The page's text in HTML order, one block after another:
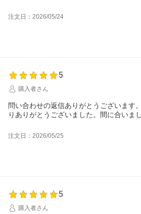
注文日：2026/05/24
5
購入者さん
問い合わせの返信ありがとうございます
りありがとうございました。間に合いまし
注文日：2026/05/25
5
購入者さん